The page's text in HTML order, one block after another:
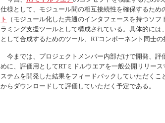
仕様として、モジュール間の相互接続性を確保するた
ト
（モジュール化した共通のインタフェースを持つソ
ラミング支援ツールとして構成されている。具体的に
として合成するためのツール、RTコンポーネント同士
今までは、プロジェクトメンバー内部だけで開発、評
めに、評価用としてRTミドルウエアを一般公開リリー
ステムを開発した結果をフィードバックしていただくこ
からダウンロードして評価していただく予定である。